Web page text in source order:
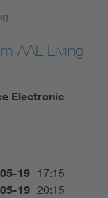
AAL Living
Electronic
19 17:15
19 20:15